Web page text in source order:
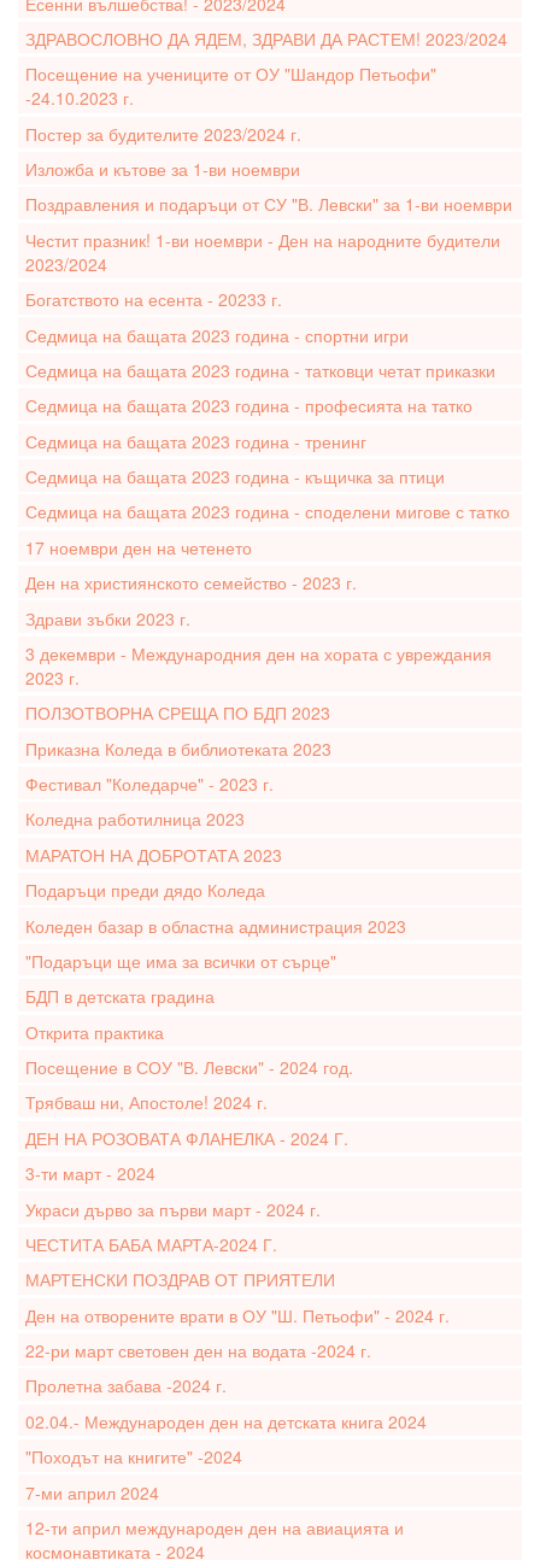
ЗДРАВОСЛОВНО ДА ЯДЕМ, ЗДРАВИ ДА РАСТЕМ! 2023/2024
Посещение на учениците от ОУ "Шандор Петьофи"
-24.10.2023 г.
Постер за будителите 2023/2024 г.
Изложба и кътове за 1-ви ноември
Поздравления и подаръци от СУ "В. Левски" за 1-ви ноември
Честит празник! 1-ви ноември - Ден на народните будители
2023/2024
Богатството на есента - 20233 г.
Седмица на бащата 2023 година - спортни игри
Седмица на бащата 2023 година - татковци четат приказки
Седмица на бащата 2023 година - професията на татко
Седмица на бащата 2023 година - тренинг
Седмица на бащата 2023 година - къщичка за птици
Седмица на бащата 2023 година - споделени мигове с татко
17 ноември ден на четенето
Ден на християнското семейство - 2023 г.
Здрави зъбки 2023 г.
3 декември - Международния ден на хората с увреждания
2023 г.
ПОЛЗОТВОРНА СРЕЩА ПО БДП 2023
Приказна Коледа в библиотеката 2023
Фестивал "Коледарче" - 2023 г.
Коледна работилница 2023
МАРАТОН НА ДОБРОТАТА 2023
Подаръци преди дядо Коледа
Коледен базар в областна администрация 2023
"Подаръци ще има за всички от сърце"
БДП в детската градина
Открита практика
Посещение в СОУ "В. Левски" - 2024 год.
Трябваш ни, Апостоле! 2024 г.
ДЕН НА РОЗОВАТА ФЛАНЕЛКА - 2024 Г.
3-ти март - 2024
Украси дърво за първи март - 2024 г.
ЧЕСТИТА БАБА МАРТА-2024 Г.
МАРТЕНСКИ ПОЗДРАВ ОТ ПРИЯТЕЛИ
Ден на отворените врати в ОУ "Ш. Петьофи" - 2024 г.
22-ри март световен ден на водата -2024 г.
Пролетна забава -2024 г.
02.04.- Международен ден на детската книга 2024
"Походът на книгите" -2024
7-ми април 2024
12-ти април международен ден на авиацията и
космонавтиката - 2024